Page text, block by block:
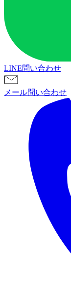
LINE問い合わせ
メール問い合わせ